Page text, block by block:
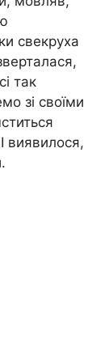
свекруха
так
зі своїми
виявилося,